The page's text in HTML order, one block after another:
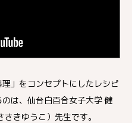
」をコンセプトにしたレシピ
は、仙台白百合女子大学 健
きゆうこ）先生です。